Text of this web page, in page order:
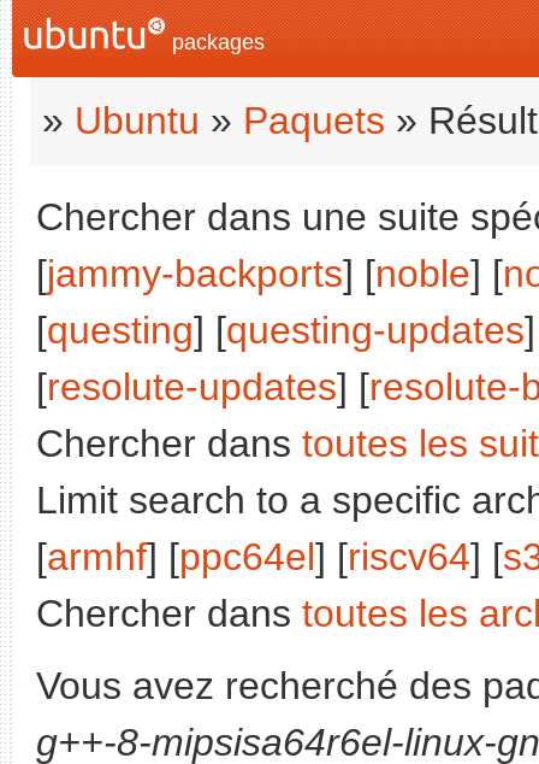
packages
» Ubuntu » Paquets »
Chercher dans une suite
[jammy-backports] [noble] [
[questing] [questing-updates
[resolute-updates] [resolute-
Chercher dans toutes les
Limit search to a specific
[armhf] [ppc64el] [riscv64] [
Chercher dans toutes les
Vous avez recherché des
g++-8-mipsisa64r6el-linux-